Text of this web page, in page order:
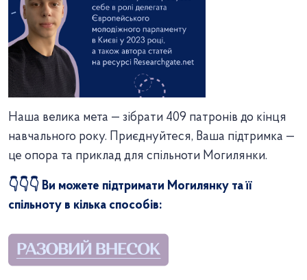
Наша велика мета — зібрати 409 патронів до кінця
навчального року. Приєднуйтеся, Ваша підтримка —
це опора та приклад для спільноти Могилянки.
👇👇👇 Ви можете підтримати Могилянку та її
спільноту в кілька способів: